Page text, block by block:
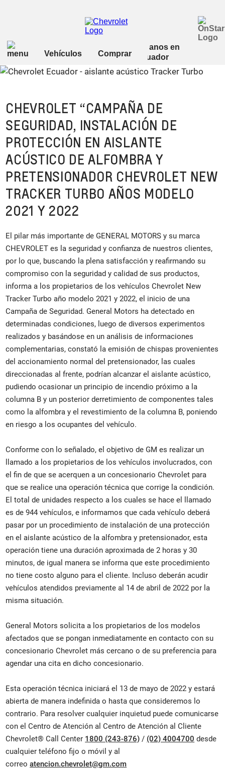
CHEVROLET “CAMPAÑA DE
SEGURIDAD, INSTALACIÓN DE
PROTECCIÓN EN AISLANTE
ACÚSTICO DE ALFOMBRA Y
PRETENSIONADOR CHEVROLET NEW
TRACKER TURBO AÑOS MODELO
2021 Y 2022
El pilar más importante de GENERAL MOTORS y su marca
CHEVROLET es la seguridad y confianza de nuestros clientes,
por lo que, buscando la plena satisfacción y reafirmando su
compromiso con la seguridad y calidad de sus productos,
informa a los propietarios de los vehículos Chevrolet New
Tracker Turbo año modelo 2021 y 2022, el inicio de una
Campaña de Seguridad. General Motors ha detectado en
determinadas condiciones, luego de diversos experimentos
realizados y basándose en un análisis de informaciones
complementarias, constató la emisión de chispas provenientes
del accionamiento normal del pretensionador, las cuales
direccionadas al frente, podrían alcanzar el aislante acústico,
pudiendo ocasionar un principio de incendio próximo a la
columna B y un posterior derretimiento de componentes tales
como la alfombra y el revestimiento de la columna B, poniendo
en riesgo a los ocupantes del vehículo.
Conforme con lo señalado, el objetivo de GM es realizar un
llamado a los propietarios de los vehículos involucrados, con
el fin de que se acerquen a un concesionario Chevrolet para
que se realice una operación técnica que corrige la condición.
El total de unidades respecto a los cuales se hace el llamado
es de 944 vehículos, e informamos que cada vehículo deberá
pasar por un procedimiento de instalación de una protección
en el aislante acústico de la alfombra y pretensionador, esta
operación tiene una duración aproximada de 2 horas y 30
minutos, de igual manera se informa que este procedimiento
no tiene costo alguno para el cliente. Incluso deberán acudir
vehículos atendidos previamente al 14 de abril de 2022 por la
misma situación.
General Motors solicita a los propietarios de los modelos
afectados que se pongan inmediatamente en contacto con su
concesionario Chevrolet más cercano o de su preferencia para
agendar una cita en dicho concesionario.
Esta operación técnica iniciará el 13 de mayo de 2022 y estará
abierta de manera indefinida o hasta que consideremos lo
contrario. Para resolver cualquier inquietud puede comunicarse
con el Centro de Atención al Centro de Atención al Cliente
Chevrolet® Call Center 1800 (243-876) / (02) 4004700 desde
cualquier teléfono fijo o móvil y al
correoatencion.chevrolet@gm.com